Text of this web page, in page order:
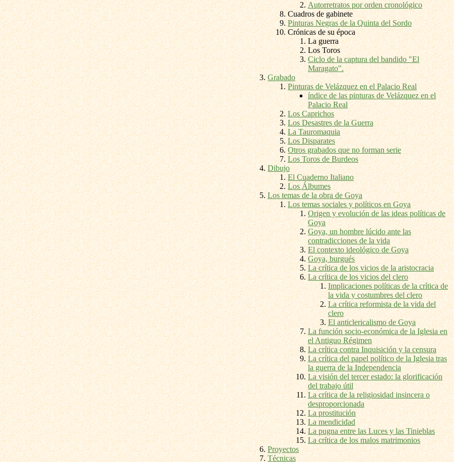
Autorretratos por orden cronológico
Cuadros de gabinete
Pinturas Negras de la Quinta del Sordo
Crónicas de su época
La guerra
Los Toros
Ciclo de la captura del bandido "El
Maragato".
Grabado
Pinturas de Velázquez en el Palacio Real
índice de las pinturas de Velázquez en el
Palacio Real
Los Caprichos
Los Desastres de la Guerra
La Tauromaquia
Los Disparates
Otros grabados que no forman serie
Los Toros de Burdeos
Dibujo
El Cuaderno Italiano
Los Álbumes
Los temas de la obra de Goya
Los temas sociales y políticos en Goya
Origen y evolución de las ideas políticas de
Goya
Goya, un hombre lúcido ante las
contradicciones de la vida
El contexto ideológico de Goya
Goya, burgués
La crítica de los vicios de la aristocracia
La crítica de los vicios del clero
Implicaciones políticas de la crítica de
la vida y costumbres del clero
La crítica reformista de la vida del
clero
El anticlericalismo de Goya
La función socio-económica de la Iglesia en
el Antiguo Régimen
La crítica contra Inquisición y la censura
La crítica del papel político de la Iglesia tras
la guerra de la Independencia
La visión del tercer estado: la glorificación
del trabajo útil
La crítica de la religiosidad insincera o
desproporcionada
La prostitución
La mendicidad
La pugna entre las Luces y las Tinieblas
La crítica de los malos matrimonios
Proyectos
Técnicas